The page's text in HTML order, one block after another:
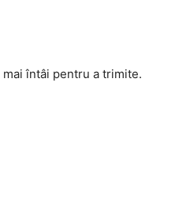
mai întâi pentru a trimite.